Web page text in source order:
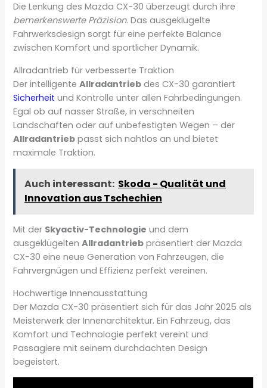
Die Lenkung des Mazda CX-30 überzeugt durch ihre
bemerkenswerte Präzision. Das ausgeklügelte
Fahrwerksdesign sorgt für eine perfekte Balance
zwischen Komfort und sportlicher Dynamik.
Allradantrieb für verbesserte Traktion
Der intelligenteAllradantrieb des CX-30 garantiert
Sicherheit und Kontrolle unter allen Fahrbedingungen.
Egal ob auf nasser Straße, in verschneiten
Landschaften oder auf unbefestigten Wegen – der
Allradantrieb passt sich nahtlos an und bietet
maximale Traktion.
Auch interessant: Skoda - Qualität und
Innovation aus Tschechien
Mit der Skyactiv-Technologie und dem
ausgeklügeltenAllradantrieb präsentiert der Mazda
CX-30 eine neue Generation von Fahrzeugen, die
Fahrvergnügen und Effizienz perfekt vereinen.
Hochwertige Innenausstattung
Der Mazda CX-30 präsentiert sich für das Jahr 2025 als
Meisterwerk der Innenarchitektur. Ein Fahrzeug, das
Komfort und Technologie perfekt vereint und
Passagiere mit seinem durchdachten Design
begeistert.